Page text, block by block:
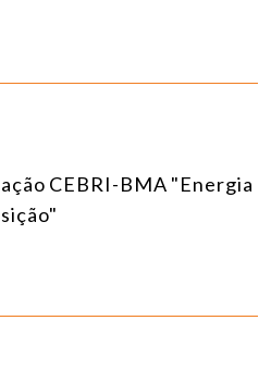
CEBRI-BMA "Energia